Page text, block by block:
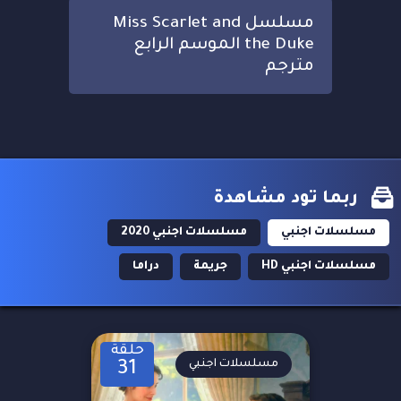
مسلسل Miss Scarlet and
the Duke الموسم الرابع
مترجم
ربما تود مشاهدة
مسلسلات اجنبي مسلسلات اجنبي 2020
مسلسلات اجنبي HD جريمة دراما
حلقة
31 مسلسلات اجنبي